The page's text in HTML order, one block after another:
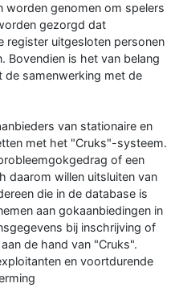
worden genomen om spelers
gezorgd dat
register uitgesloten personen
Bovendien is het van belang
de samenwerking met de
van stationaire en
met het "Cruks"-systeem.
of een
daarom willen uitsluiten van
die in de database is
aan gokaanbiedingen in
bij inschrijving of
de hand van "Cruks".
en voortdurende